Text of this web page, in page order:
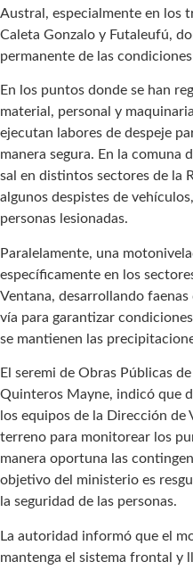
Austral, especialmente en los
Caleta Gonzalo y Futaleufú,
permanente de las
En los puntos donde se han
material, personal y
ejecutan labores de despeje
manera segura. En la comuna
sal en distintos sectores de la
algunos despistes de
personas lesionadas.
Paralelamente, una
específicamente en los
Ventana, desarrollando
vía para garantizar
se mantienen las
El seremi de Obras Públicas
Quinteros Mayne, indicó que
los equipos de la Dirección de
terreno para monitorear los
manera oportuna las
objetivo del ministerio es
la seguridad de las personas.
La autoridad informó que el
mantenga el sistema frontal y